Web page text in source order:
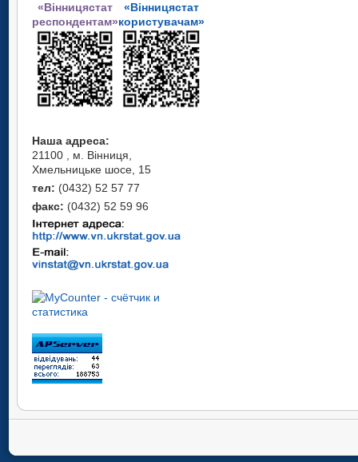
«Вінницястат
респондентам»
«Вінницястат
користувачам»
Наша адреса:
21100 , м. Вінниця,
Хмельницьке шосе, 15
тел: (0432) 52 57 77
факс: (0432) 52 59 96